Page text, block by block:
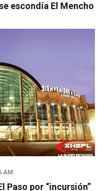
escondía El Mencho
AM
Paso por “incursión”